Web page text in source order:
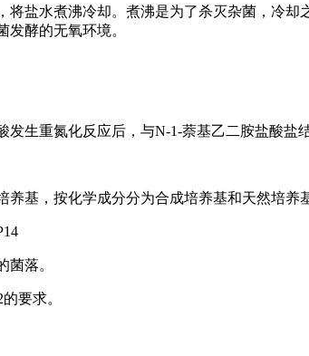
盐水煮沸冷却。煮沸是为了杀灭杂菌，冷
酵的无氧环境。
生重氮化反应后，与N-1-萘基乙二胺盐酸盐
基，按化学成分分为合成培养基和天然培养
落。
要求。